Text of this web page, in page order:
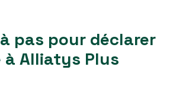
pas pour déclarer
Alliatys Plus